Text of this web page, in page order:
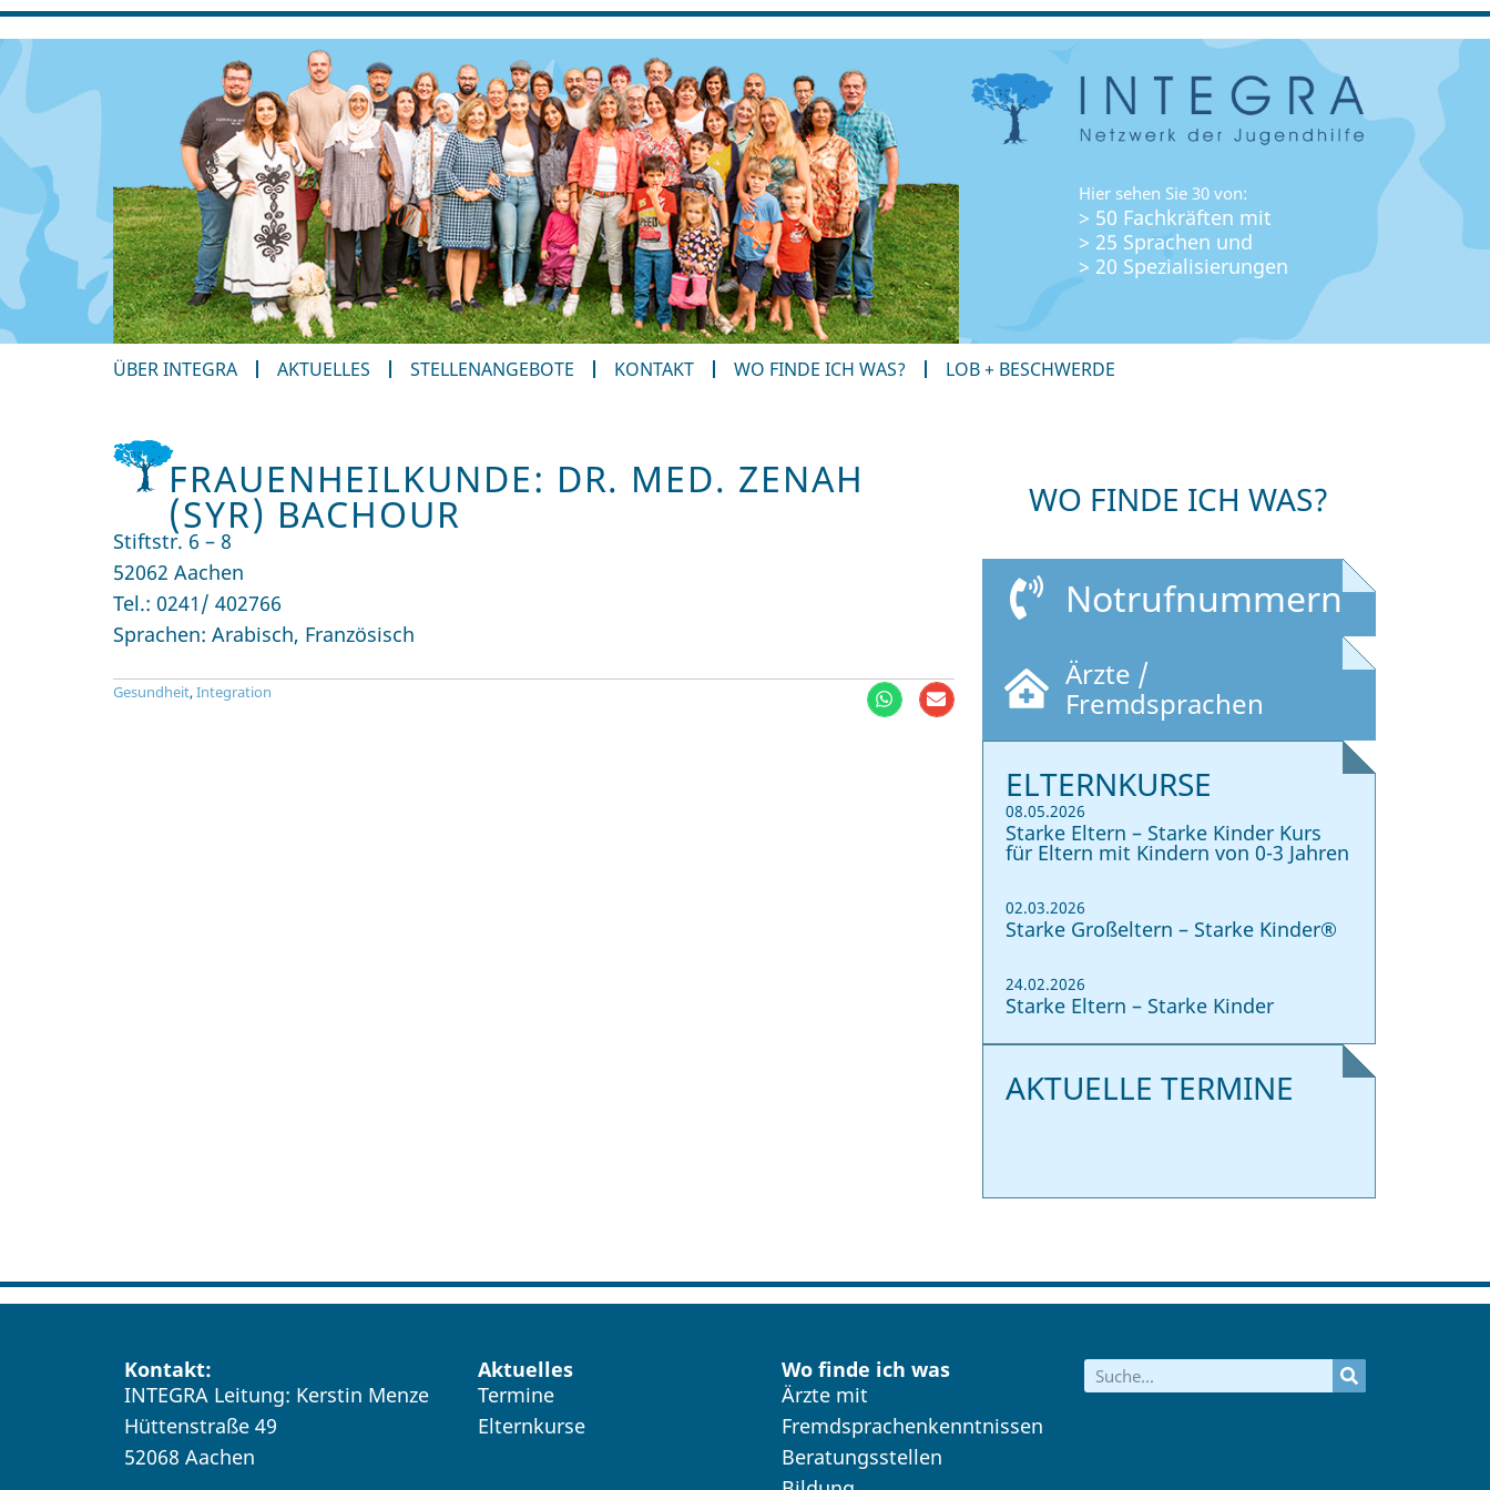
Hier sehen Sie 30 von:
> 50 Fachkräften mit
> 25 Sprachen und
> 20 Spezialisierungen
ÜBER INTEGRA AKTUELLES STELLENANGEBOTE KONTAKT WO FINDE ICH WAS? LOB + BESCHWERDE
FRAUENHEILKUNDE: DR. MED. ZENAH
(SYR) BACHOUR
Stiftstr. 6 – 8
52062 Aachen
Tel.: 0241/ 402766
Sprachen: Arabisch, Französisch
Gesundheit,Integration
WO FINDE ICH WAS?
Notrufnummern
Ärzte /
Fremdsprachen
ELTERNKURSE
08.05.2026
Starke Eltern – Starke Kinder Kurs
für Eltern mit Kindern von 0-3 Jahren
02.03.2026
Starke Großeltern – Starke Kinder®
24.02.2026
Starke Eltern – Starke Kinder
AKTUELLE TERMINE
Kontakt:
INTEGRA Leitung: Kerstin Menze
Hüttenstraße 49
52068 Aachen
Aktuelles
Termine
Elternkurse
Wo finde ich was
Ärzte mit
Fremdsprachenkenntnissen
Beratungsstellen